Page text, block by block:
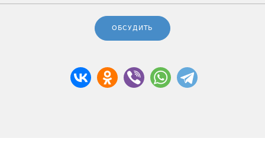
ОБСУДИТЬ